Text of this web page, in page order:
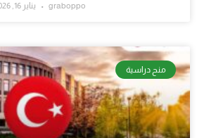
graboppo يناير 16, 2026
منح دراسية